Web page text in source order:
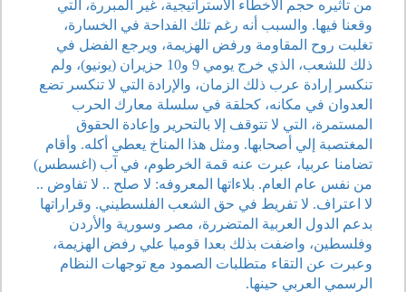
من تأثيره حجم الأخطاء الاستراتيجية، غير المبررة، التي
وقعنا فيها. والسبب أنه رغم تلك الفداحة في الخسارة،
تغلبت روح المقاومة ورفض الهزيمة، ويرجع الفضل في
ذلك للشعب، الذي خرج يومي 9 و10 حزيران (يونيو)، ولم
تنكسر إرادة عرب ذلك الزمان، والإرادة التي لا تنكسر تضع
العدوان في مكانه، كحلقة في سلسلة معارك الحرب
المستمرة، التي لا تتوقف إلا بالتحرير وإعادة الحقوق
المغتصبة إلي أصحابها. ومثل هذا المناخ يعطي أكله. وأقام
تضامنا عربيا، عبرت عنه قمة الخرطوم، في آب (اغسطس)
من نفس عام العام. بلاءاتها المعروفه: لا صلح .. لا تفاوض ..
لا اعتراف. لا تفريط في حق الشعب الفلسطيني. وقراراتها
بدعم الدول العربية المتضررة، مصر وسورية والأردن
وفلسطين، واضفت بذلك بعدا قوميا علي رفض الهزيمة،
وعبرت عن التقاء متطلبات الصمود مع توجهات النظام
الرسمي العربي حينها.